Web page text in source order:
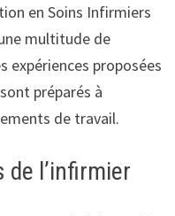
en Soins Infirmiers
multitude de
expériences proposées
préparés à
de travail.
l’infirmier